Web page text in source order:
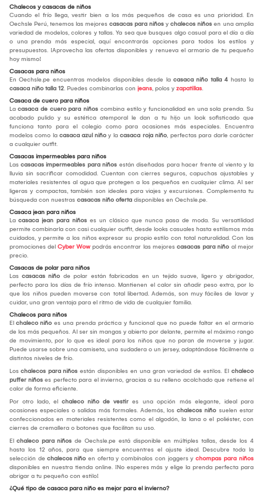
Chalecos y casacas de niños
Cuando el frío llega, vestir bien a los más pequeños de casa es una prioridad. En
Oechsle Perú, tenemos las mejores casacas para niños y chalecos niños en una amplia
variedad de modelos, colores y tallas. Ya sea que busques algo casual para el día a día
o una prenda más especial, aquí encontrarás opciones para todos los estilos y
presupuestos. ¡Aprovecha las ofertas disponibles y renueva el armario de tu pequeño
hoy mismo!
Casacas para niños
En Oechsle.pe encuentras modelos disponibles desde la casaca niño talla 4 hasta la
casaca niño talla 12. Puedes combinarlas con jeans, polos y zapatillas.
Casaca de cuero para niños
La casaca de cuero para niños combina estilo y funcionalidad en una sola prenda. Su
acabado pulido y su estética atemporal le dan a tu hijo un look sofisticado que
funciona tanto para el colegio como para ocasiones más especiales. Encuentra
modelos como la casaca azul niño y la casaca roja niño, perfectas para darle carácter
a cualquier outfit.
Casacas impermeables para niños
Las casacas impermeables para niños están diseñadas para hacer frente al viento y la
lluvia sin sacrificar comodidad. Cuentan con cierres seguros, capuchas ajustables y
materiales resistentes al agua que protegen a los pequeños en cualquier clima. Al ser
ligeras y compactas, también son ideales para viajes y excursiones. Complementa tu
búsqueda con nuestras casacas niño oferta disponibles en Oechsle.pe.
Casaca jean para niños
La casaca jean para niños es un clásico que nunca pasa de moda. Su versatilidad
permite combinarla con casi cualquier outfit, desde looks casuales hasta estilismos más
cuidados, y permite a los niños expresar su propio estilo con total naturalidad. Con las
promociones del Cyber Wow podrás encontrar las mejores casacas para niño al mejor
precio.
Casacas de polar para niños
Las casacas niño de polar están fabricadas en un tejido suave, ligero y abrigador,
perfecto para los días de frío intenso. Mantienen el calor sin añadir peso extra, por lo
que los niños pueden moverse con total libertad. Además, son muy fáciles de lavar y
cuidar, una gran ventaja para el ritmo de vida de cualquier familia.
Chalecos para niños
El chaleco niño es una prenda práctica y funcional que no puede faltar en el armario
de los más pequeños. Al ser sin mangas y abierto por delante, permite el máximo rango
de movimiento, por lo que es ideal para los niños que no paran de moverse y jugar.
Puede usarse sobre una camiseta, una sudadera o un jersey, adaptándose fácilmente a
distintos niveles de frío.
Los chalecos para niños están disponibles en una gran variedad de estilos. El chaleco
puffer niños es perfecto para el invierno, gracias a su relleno acolchado que retiene el
calor de forma eficiente.
Por otro lado, el chaleco niño de vestir es una opción más elegante, ideal para
ocasiones especiales o salidas más formales. Además, los chalecos niño suelen estar
confeccionados en materiales resistentes como el algodón, la lana o el poliéster, con
cierres de cremallera o botones que facilitan su uso.
El chaleco para niños de Oechsle.pe está disponible en múltiples tallas, desde los 4
hasta los 12 años, para que siempre encuentres el ajuste ideal. Descubre toda la
selección de chalecos niño en oferta y combínalos con joggers y chompas para niños
disponibles en nuestra tienda online. ¡No esperes más y elige la prenda perfecta para
abrigar a tu pequeño con estilo!
¿Qué tipo de casaca para niño es mejor para el invierno?